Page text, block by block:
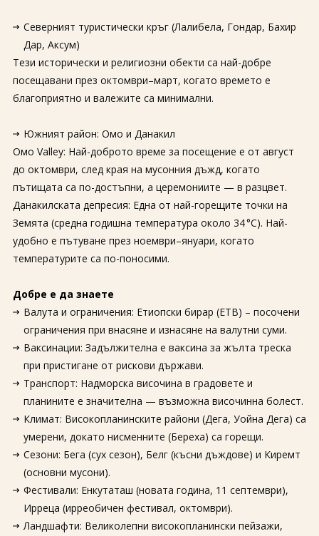
Северният туристически кръг (Лалибела, Гондaр, Бахир
Дар, Аксум)
Тези исторически и религиозни обекти са най-добре
посещавани през октомври–март, когато времето е
благоприятно и валежите са минимални.
Южният район: Oмо и Данакил
Oмо Valley: Най-доброто време за посещение е от август
до октомври, след края на мусонния дъжд, когато
пътищата са по-достъпни, а церемониите — в разцвет.
Данакилската депресия: Една от най-горещите точки на
Земята (средна годишна температура около 34 °C). Най-
удобно е пътуване през ноември–януари, когато
температурите са по-поносими.
Добре е да знаете
Валута и ограничения: Етиопски бирар (ETB) – посочени
ограничения при внасяне и изнасяне на валутни суми.
Ваксинации: Задължителна е ваксина за жълта треска
при пристигане от рискови държави.
Транспорт: Надморска височина в градовете и
планините е значителна — възможна височинна болест.
Климат: Високопланинските райони (Дега, Уойна Дега) са
умерени, докато нисменните (Береха) са горещи.
Сезони: Бега (сух сезон), Белг (късни дъждове) и Киремт
(основни мусони).
Фестивали: Енкутаташ (новата година, 11 септември),
Ирреца (ирреобичен фестивал, октомври).
Ландшафти: Великолепни високопланински пейзажи,